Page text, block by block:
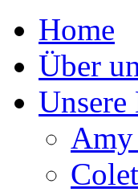
Home
Über
Unsere